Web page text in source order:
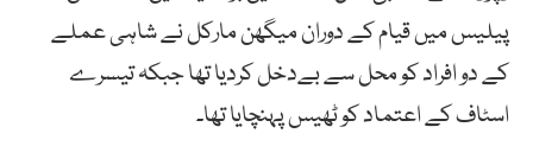
پیلیس میں قیام کے دوران میگھن مارکل نے شاہی عملے
کے دو افراد کو محل سے بےدخل کردیا تھا جبکہ تیسرے
اسٹاف کے اعتماد کو ٹھیس پہنچایا تھا۔